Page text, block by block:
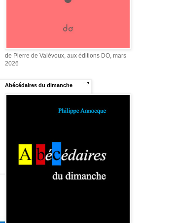
de Pierre de Valévoux, aux éditions DO, mars
2026
Abécédaires du dimanche